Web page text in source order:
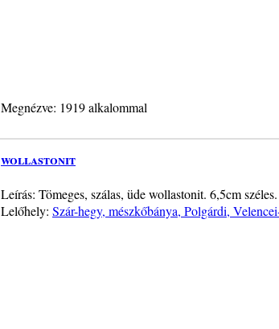
Megnézve: 1919 alkalommal
wollastonit
Leírás: Tömeges, szálas, üde wollastonit. 6,5cm
Lelőhely: Szár-hegy, mészkőbánya, Polgárdi,